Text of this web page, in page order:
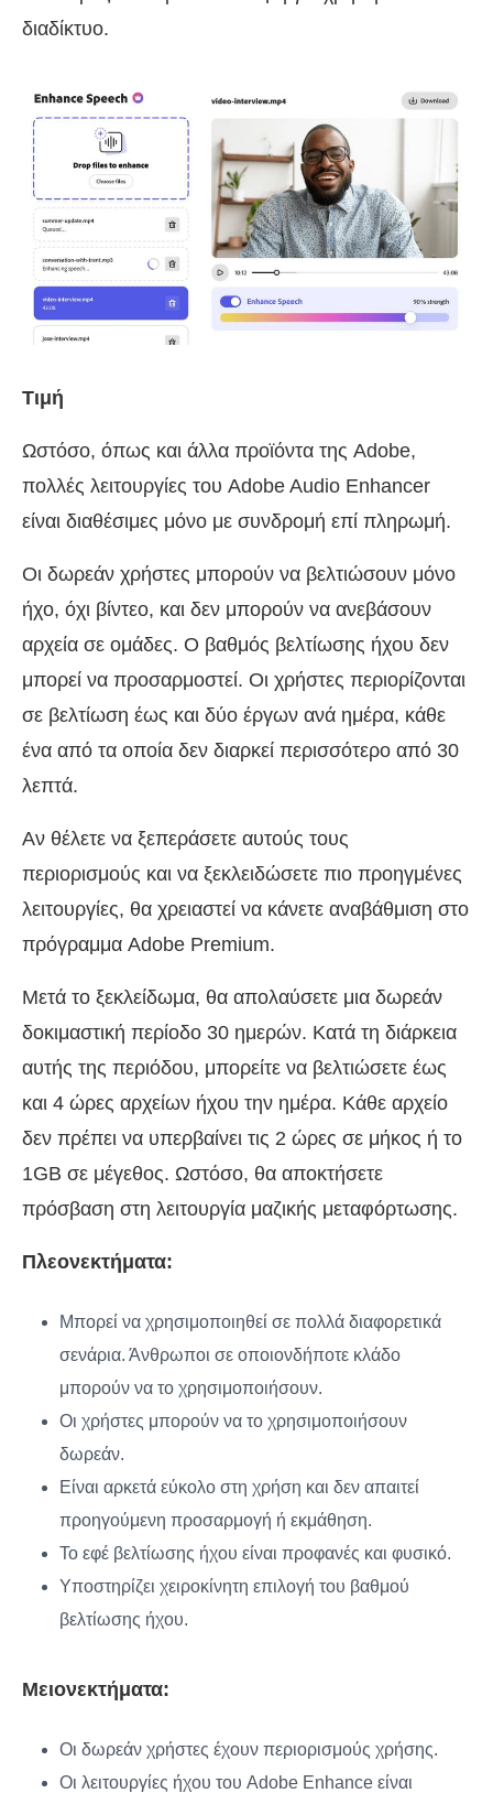
διαδίκτυο.
Τιμή
Ωστόσο, όπως και άλλα προϊόντα της Adobe,
πολλές λειτουργίες του Adobe Audio Enhancer
είναι διαθέσιμες μόνο με συνδρομή επί πληρωμή.
Οι δωρεάν χρήστες μπορούν να βελτιώσουν μόνο
ήχο, όχι βίντεο, και δεν μπορούν να ανεβάσουν
αρχεία σε ομάδες. Ο βαθμός βελτίωσης ήχου δεν
μπορεί να προσαρμοστεί. Οι χρήστες περιορίζονται
σε βελτίωση έως και δύο έργων ανά ημέρα, κάθε
ένα από τα οποία δεν διαρκεί περισσότερο από 30
λεπτά.
Αν θέλετε να ξεπεράσετε αυτούς τους
περιορισμούς και να ξεκλειδώσετε πιο προηγμένες
λειτουργίες, θα χρειαστεί να κάνετε αναβάθμιση στο
πρόγραμμα Adobe Premium.
Μετά το ξεκλείδωμα, θα απολαύσετε μια δωρεάν
δοκιμαστική περίοδο 30 ημερών. Κατά τη διάρκεια
αυτής της περιόδου, μπορείτε να βελτιώσετε έως
και 4 ώρες αρχείων ήχου την ημέρα. Κάθε αρχείο
δεν πρέπει να υπερβαίνει τις 2 ώρες σε μήκος ή το
1GB σε μέγεθος. Ωστόσο, θα αποκτήσετε
πρόσβαση στη λειτουργία μαζικής μεταφόρτωσης.
Πλεονεκτήματα:
Μπορεί να χρησιμοποιηθεί σε πολλά διαφορετικά
σενάρια. Άνθρωποι σε οποιονδήποτε κλάδο
μπορούν να το χρησιμοποιήσουν.
Οι χρήστες μπορούν να το χρησιμοποιήσουν
δωρεάν.
Είναι αρκετά εύκολο στη χρήση και δεν απαιτεί
προηγούμενη προσαρμογή ή εκμάθηση.
Το εφέ βελτίωσης ήχου είναι προφανές και φυσικό.
Υποστηρίζει χειροκίνητη επιλογή του βαθμού
βελτίωσης ήχου.
Μειονεκτήματα:
Οι δωρεάν χρήστες έχουν περιορισμούς χρήσης.
Οι λειτουργίες ήχου του Adobe Enhance είναι